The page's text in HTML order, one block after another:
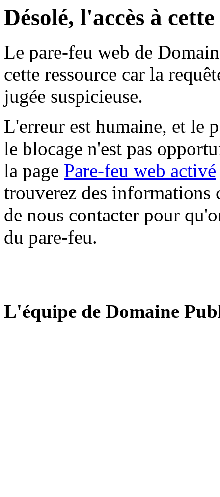
Désolé, l'accès à
Le pare-feu web de
cette ressource car la
jugée suspicieuse.
L'erreur est humaine, et le
le blocage n'est pas
la page Pare-feu web activé
trouverez des informations
de nous contacter pour
du pare-feu.
L'équipe de Domaine